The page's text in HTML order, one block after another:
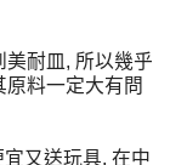
耐皿, 所以幾乎
料一定大有問
又送玩具, 在中